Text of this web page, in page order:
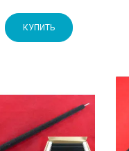
КУПИТЬ